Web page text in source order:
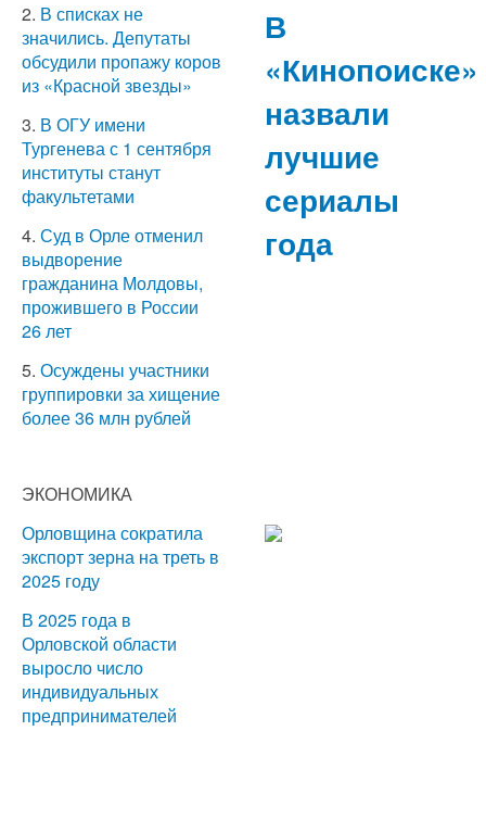
2. В списках не
значились. Депутаты
обсудили пропажу коров
из «Красной звезды»
3. В ОГУ имени
Тургенева с 1 сентября
институты станут
факультетами
4. Суд в Орле отменил
выдворение
гражданина Молдовы,
прожившего в России
26 лет
5. Осуждены участники
группировки за хищение
более 36 млн рублей
ЭКОНОМИКА
Орловщина сократила
экспорт зерна на треть в
2025 году
В 2025 года в
Орловской области
выросло число
индивидуальных
предпринимателей
В
«Кинопоиске»
назвали
лучшие
сериалы
года